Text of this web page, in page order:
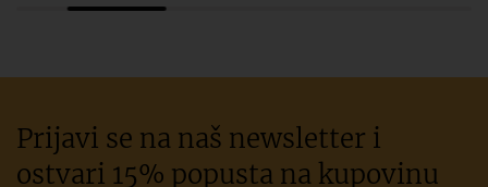
Prijavi se na naš newsletter i
ostvari 15% popusta na kupovinu